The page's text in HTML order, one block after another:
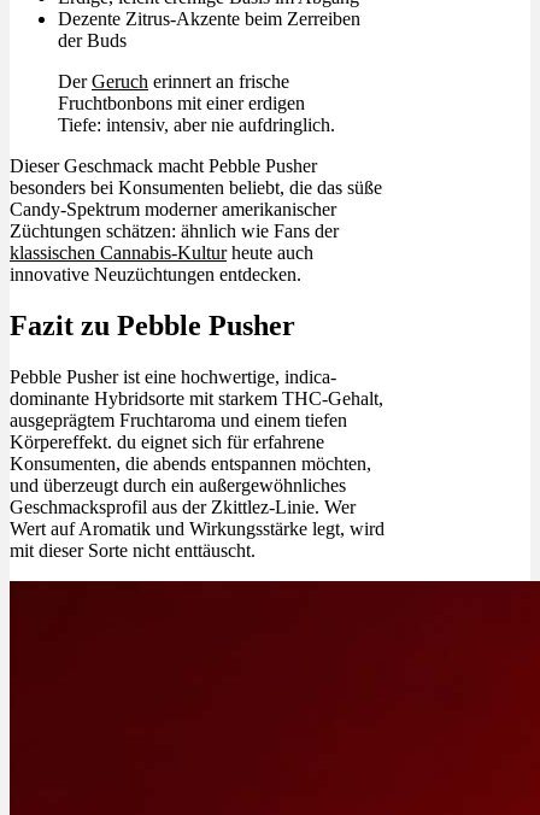
Dezente Zitrus-Akzente beim Zerreiben
der Buds
DerGeruch erinnert an frische
Fruchtbonbons mit einer erdigen
Tiefe: intensiv, aber nie aufdringlich.
Dieser Geschmack macht Pebble Pusher
besonders bei Konsumenten beliebt, die das süße
Candy-Spektrum moderner amerikanischer
Züchtungen schätzen: ähnlich wie Fans der
klassischen Cannabis-Kulturheute auch
innovative Neuzüchtungen entdecken.
Fazit zu Pebble Pusher
Pebble Pusher ist eine hochwertige, indica-
dominante Hybridsorte mit starkem THC-Gehalt,
ausgeprägtem Fruchtaroma und einem tiefen
Körpereffekt. du eignet sich für erfahrene
Konsumenten, die abends entspannen möchten,
und überzeugt durch ein außergewöhnliches
Geschmacksprofil aus der Zkittlez-Linie. Wer
Wert auf Aromatik und Wirkungsstärke legt, wird
mit dieser Sorte nicht enttäuscht.